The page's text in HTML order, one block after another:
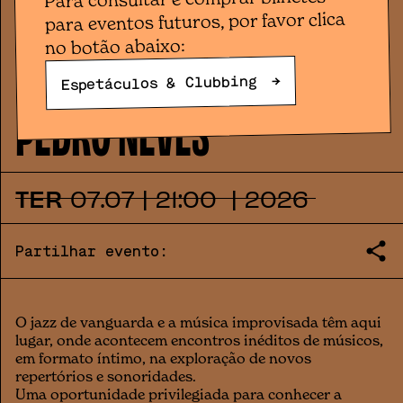
PORTA JAZZ APRESENTA:
MARIANA VERGUEIRO +
PEDRO NEVES
TER 07.07 | 21:00 | 2026
Partilhar evento:
O jazz de vanguarda e a música improvisada têm aqui
lugar, onde acontecem encontros inéditos de músicos,
em formato íntimo, na exploração de novos
repertórios e sonoridades.
Uma oportunidade privilegiada para conhecer a
para eventos futuros, por favor clica
no botão abaixo:
Espetáculos & Clubbing →